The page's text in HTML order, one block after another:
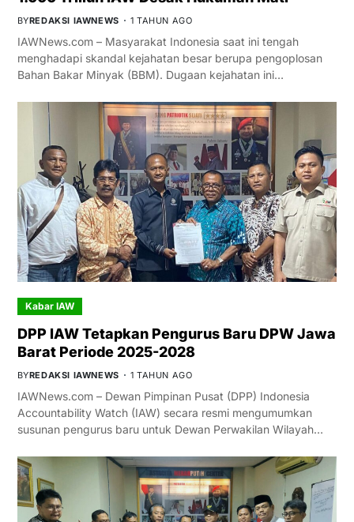
BYREDAKSI IAWNEWS 1 TAHUN AGO
IAWNews.com – Masyarakat Indonesia saat ini tengah
menghadapi skandal kejahatan besar berupa pengoplosan
Bahan Bakar Minyak (BBM). Dugaan kejahatan ini…
Kabar IAW
DPP IAW Tetapkan Pengurus Baru DPW Jawa
Barat Periode 2025-2028
BYREDAKSI IAWNEWS 1 TAHUN AGO
IAWNews.com – Dewan Pimpinan Pusat (DPP) Indonesia
Accountability Watch (IAW) secara resmi mengumumkan
susunan pengurus baru untuk Dewan Perwakilan Wilayah…